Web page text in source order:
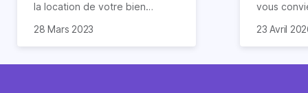
la location de votre bien
quelles sont vos obligations en
avantages et inconvénients
28 Mars 2023
vous
23 Avril